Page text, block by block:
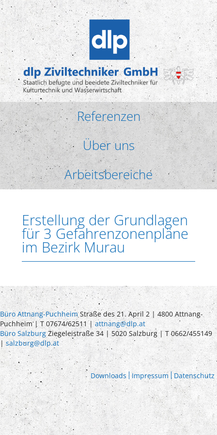
Referenzen
Über uns
Arbeitsbereiche
Erstellung der Grundlagen
für 3 Gefahrenzonenpläne
im Bezirk Murau
Büro Attnang-PuchheimStraße des 21. April 2 | 4800 Attnang-
Puchheim | T 07674/62511 |attnang@dlp.at
Büro SalzburgZiegeleistraße 34 | 5020 Salzburg | T 0662/455149
|salzburg@dlp.at
Downloads Impressum Datenschutz